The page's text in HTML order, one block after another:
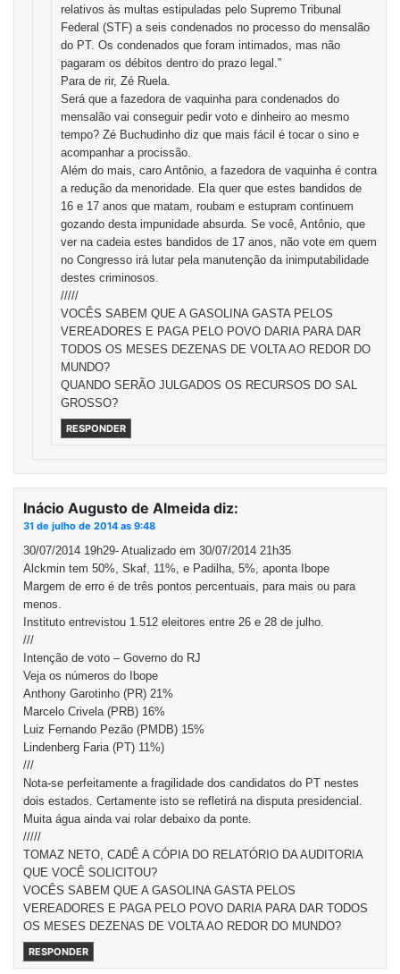
relativos às multas estipuladas pelo Supremo Tribunal
Federal (STF) a seis condenados no processo do mensalão
do PT. Os condenados que foram intimados, mas não
pagaram os débitos dentro do prazo legal.”
Para de rir, Zé Ruela.
Será que a fazedora de vaquinha para condenados do
mensalão vai conseguir pedir voto e dinheiro ao mesmo
tempo? Zé Buchudinho diz que mais fácil é tocar o sino e
acompanhar a procissão.
Além do mais, caro Antônio, a fazedora de vaquinha é contra
a redução da menoridade. Ela quer que estes bandidos de
16 e 17 anos que matam, roubam e estupram continuem
gozando desta impunidade absurda. Se você, Antônio, que
ver na cadeia estes bandidos de 17 anos, não vote em quem
no Congresso irá lutar pela manutenção da inimputabilidade
destes criminosos.
/////
VOCÊS SABEM QUE A GASOLINA GASTA PELOS
VEREADORES E PAGA PELO POVO DARIA PARA DAR
TODOS OS MESES DEZENAS DE VOLTA AO REDOR DO
MUNDO?
QUANDO SERÃO JULGADOS OS RECURSOS DO SAL
GROSSO?
RESPONDER
Inácio Augusto de Almeida diz:
31 de julho de 2014 as 9:48
30/07/2014 19h29- Atualizado em 30/07/2014 21h35
Alckmin tem 50%, Skaf, 11%, e Padilha, 5%, aponta Ibope
Margem de erro é de três pontos percentuais, para mais ou para
menos.
Instituto entrevistou 1.512 eleitores entre 26 e 28 de julho.
///
Intenção de voto – Governo do RJ
Veja os números do Ibope
Anthony Garotinho (PR) 21%
Marcelo Crivela (PRB) 16%
Luiz Fernando Pezão (PMDB) 15%
Lindenberg Faria (PT) 11%)
///
Nota-se perfeitamente a fragilidade dos candidatos do PT nestes
dois estados. Certamente isto se refletirá na disputa presidencial.
Muita água ainda vai rolar debaixo da ponte.
/////
TOMAZ NETO, CADÊ A CÓPIA DO RELATÓRIO DA AUDITORIA
QUE VOCÊ SOLICITOU?
VOCÊS SABEM QUE A GASOLINA GASTA PELOS
VEREADORES E PAGA PELO POVO DARIA PARA DAR TODOS
OS MESES DEZENAS DE VOLTA AO REDOR DO MUNDO?
RESPONDER